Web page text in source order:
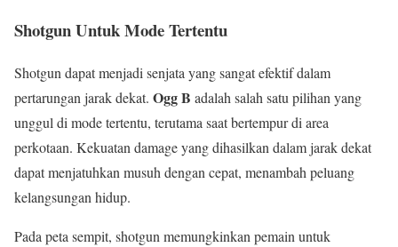
Shotgun Untuk Mode Tertentu
Shotgun dapat menjadi senjata yang sangat efektif dalam
pertarungan jarak dekat. Ogg B adalah salah satu pilihan yang
unggul di mode tertentu, terutama saat bertempur di area
perkotaan. Kekuatan damage yang dihasilkan dalam jarak dekat
dapat menjatuhkan musuh dengan cepat, menambah peluang
kelangsungan hidup.
Pada peta sempit, shotgun memungkinkan pemain untuk